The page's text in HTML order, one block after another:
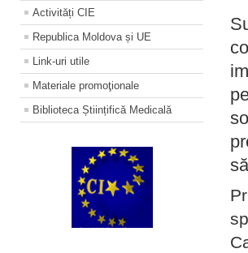
Activități CIE
Republica Moldova și UE
Link-uri utile
Materiale promoţionale
Biblioteca Științifică Medicală